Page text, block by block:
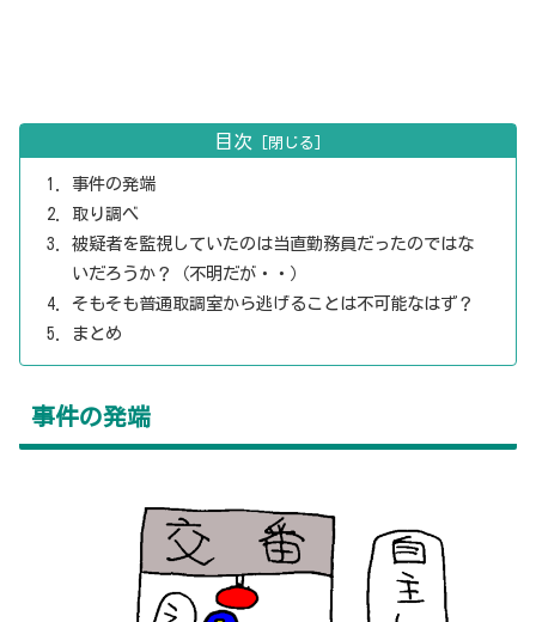
目次
事件の発端
取り調べ
被疑者を監視していたのは当直勤務員だったのではな
いだろうか？（不明だが・・）
そもそも普通取調室から逃げることは不可能なはず？
まとめ
事件の発端